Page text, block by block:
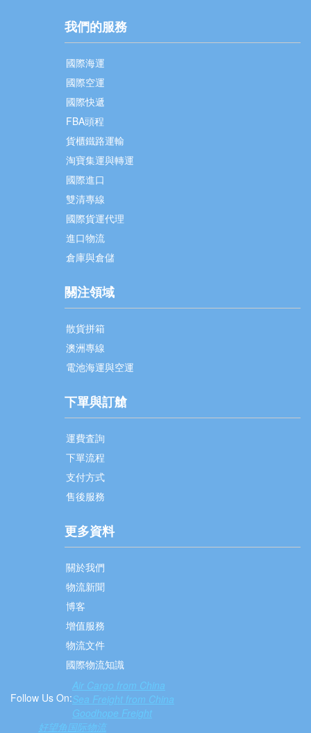
我們的服務
國際海運
國際空運
國際快遞
FBA頭程
貨櫃鐵路運輸
淘寶集運與轉運
國際進口
雙清專線
國際貨運代理
進口物流
倉庫與倉儲
關注領域
散貨拼箱
澳洲專線
電池海運與空運
下單與訂艙
運費査詢
下單流程
支付方式
售後服務
更多資料
關於我們
物流新聞
博客
增值服務
物流文件
國際物流知識
Follow Us On:
Air Cargo from China
Sea Freight from China
Goodhope Freight
好望角国际物流